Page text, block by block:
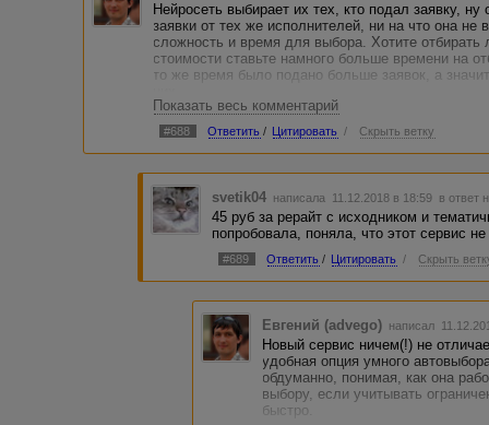
Нейросеть выбирает их тех, кто подал заявку,
заявки от тех же исполнителей, ни на что она не
сложность и время для выбора. Хотите отбирать
стоимости ставьте намного больше времени на
то же время было подано больше заявок, а
А ругать молоток за то, что попали им по
это ожидаемый результат, ведь по умолчанию
сознательно ее понизили, но при этом
мало, при цене, близкой к минимальной, время
вручную не сможете подобрать подходящего
Показать весь комментарий
#688 Ответить / Цитировать / Скрыть ветку
svetik04 написала 11.12.2018 в 18:59 в ответ
45 руб за рерайт с исходником и
попробовала, поняла, что этот сервис
#689 Ответить / Цитировать / Скрыть
Евгений (advego) написал
Новый сервис ничем(!) не
удобная опция умного
обдуманно, понимая, как она
выбору, если учитывать
быстро.